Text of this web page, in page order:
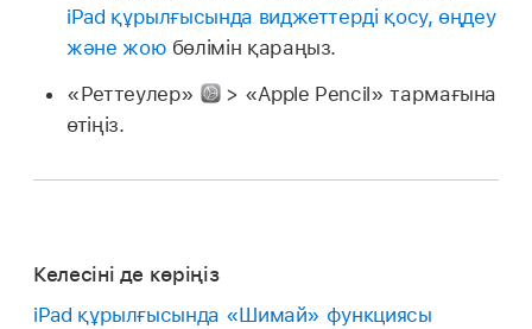
iPad құрылғысында виджеттерді қосу, өңдеу
және жою бөлімін қараңыз.
«Реттеулер»
> «Apple Pencil» тармағына
өтіңіз.
Келесіні де көріңіз
iPad құрылғысында «Шимай» функциясы